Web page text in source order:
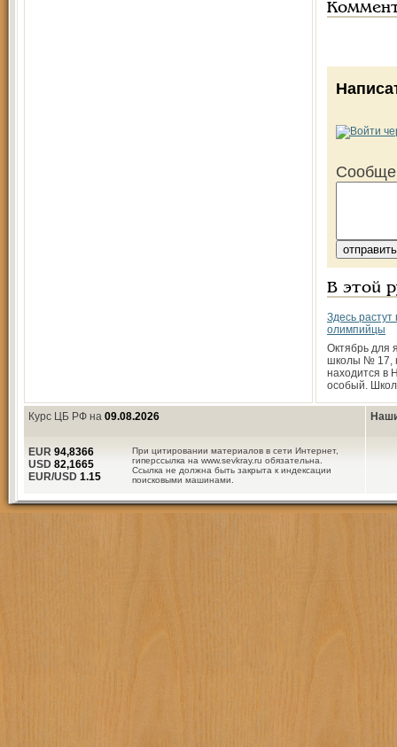
В этой
Здесь растут
олимпийцы
Октябрь для
школы № 17,
находится в
особый.
Курс ЦБ РФ на 09.08.2026
При цитировании материалов в сети Интернет,
гиперссылка на www.sevkray.ru обязательна.
Ссылка не должна быть закрыта к индексации
поисковыми машинами.
EUR 94,8366
USD 82,1665
EUR/USD 1.15